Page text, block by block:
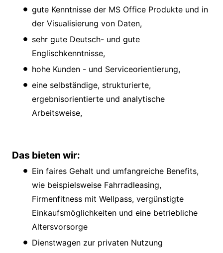
gute Kenntnisse der MS Office Produkte und in
der Visualisierung von Daten,
sehr gute Deutsch- und gute
Englischkenntnisse,
hohe Kunden - und Serviceorientierung,
eine selbständige, strukturierte,
ergebnisorientierte und analytische
Arbeitsweise,
Das bieten wir:
Ein faires Gehalt und umfangreiche Benefits,
wie beispielsweise Fahrradleasing,
Firmenfitness mit Wellpass, vergünstigte
Einkaufsmöglichkeiten und eine betriebliche
Altersvorsorge
Dienstwagen zur privaten Nutzung